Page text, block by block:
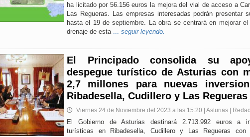
ha licitado por 56.156 euros la mejora del vial de acceso a
Las Regueras. Las empresas interesadas podrán presentar
hasta el 19 de septiembre. La obra se centrará en mejorar el
drenaje de esta ... seguir leyendo.
El Principado consolida su
despegue turístico de Asturias con
2,7 millones para nuevas
Ribadesella, Cudillero y Las Regueras
🕔 Viernes 24 de Noviembre del 2023 a las 15:20 | Asturias |
El Gobierno de Asturias destinará 2.713.992 euros a
turísticas en Ribadesella, Cudillero y Las Regueras